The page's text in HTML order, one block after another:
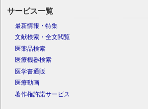
サービス一覧
最新情報・特集
文献検索・全文閲覧
医薬品検索
医療機器検索
医学書通販
医療動画
著作権許諾サービス